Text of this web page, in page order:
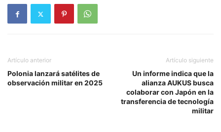
Artículo anterior
Polonia lanzará satélites de
observación militar en 2025
Artículo siguiente
Un informe indica que la
alianza AUKUS busca
colaborar con Japón en la
transferencia de tecnología
militar